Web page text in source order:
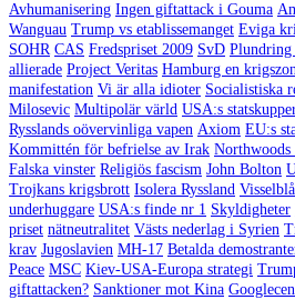
Avhumanisering Ingen giftattack i Gouma
Wanguau Trump vs etablissemanget Eviga
SOHR CAS Fredspriset 2009 SvD Plundring
allierade Project Veritas Hamburg en
manifestation Vi är alla idioter Socialistiska
Milosevic Multipolär värld USA:s
Rysslands oövervinliga vapen Axiom EU:s
Kommittén för befrielse av Irak Northwoods
Falska vinster Religiös fascism John Bolton
Trojkans krigsbrott Isolera Ryssland
underhuggare USA:s finde nr 1 Skyldigheter
priset nätneutralitet Västs nederlag i Syrien
krav Jugoslavien MH-17 Betalda
Peace MSC Kiev-USA-Europa strategi
giftattacken? Sanktioner mot Kina